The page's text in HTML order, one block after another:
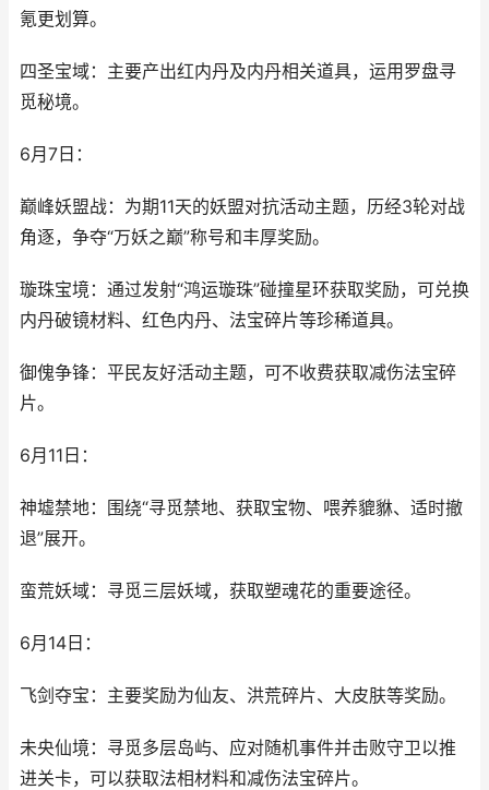
氪更划算。
四圣宝域：主要产出红内丹及内丹相关道具，运用罗盘寻
觅秘境。
6月7日：
巅峰妖盟战：为期11天的妖盟对抗活动主题，历经3轮对战
角逐，争夺“万妖之巅”称号和丰厚奖励。
璇珠宝境：通过发射“鸿运璇珠”碰撞星环获取奖励，可兑换
内丹破镜材料、红色内丹、法宝碎片等珍稀道具。
御傀争锋：平民友好活动主题，可不收费获取减伤法宝碎
片。
6月11日：
神墟禁地：围绕“寻觅禁地、获取宝物、喂养貔貅、适时撤
退”展开。
蛮荒妖域：寻觅三层妖域，获取塑魂花的重要途径。
6月14日：
飞剑夺宝：主要奖励为仙友、洪荒碎片、大皮肤等奖励。
未央仙境：寻觅多层岛屿、应对随机事件并击败守卫以推
进关卡，可以获取法相材料和减伤法宝碎片。